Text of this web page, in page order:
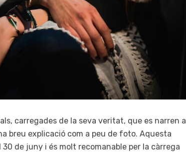
carregades de la seva veritat, que es narren a
breu explicació com a peu de foto. Aquesta
de juny i és molt recomanable per la càrrega